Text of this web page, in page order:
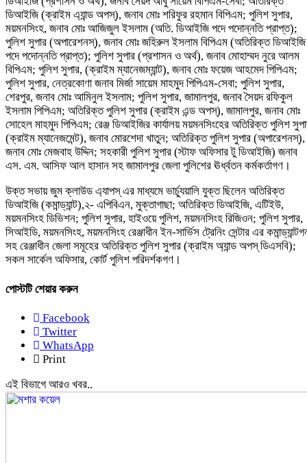
ডিআইজি (ক্রাইম এ্যান্ড অপস্), জনাব মোঃ শরিফুর রহমান বিপিএম; পুলিশ সুপার,
ময়মনসিংহ, জনাব মোঃ আজিজুল ইসলাম (অতি. ডিআইজি পদে পদোন্নতি প্রাপ্ত);
পুলিশ সুপার (অপারেশনস্), জনাব মোঃ জহিরুল ইসলাম বিপিএম (অতিরিক্ত ডিআইজি
পদে পদোন্নতি প্রাপ্ত); পুলিশ সুপার (প্রশাসন ও অর্থ), জনাব মোহাম্মদ নুরে আলম
বিপিএম; পুলিশ সুপার, (ক্রাইম ম্যানেজম্যান্ট), জনাব মোঃ ফয়েজ আহমেদ পিপিএম;
পুলিশ সুপার, নেত্রকোণা জনাব মির্জা সায়েম মাহমুদ পিপিএম-সেবা; পুলিশ সুপার,
শেরপুর, জনাব মোঃ আমিনুল ইসলাম; পুলিশ সুপার, জামালপুর, জনাব সৈয়দ রফিকুল
ইসলাম পিপিএম; অতিরিক্ত পুলিশ সুপার (ক্রাইম এন্ড অপস্), জামালপুর, জনাব মোঃ
সোহেল মাহমুদ পিপিএম; রেঞ্জ ডিআইজির কার্যালয় ময়মনসিংহের অতিরিক্ত পুলিশ
(ক্রাইম ম্যানেজমেন্ট), জনাব মোরশেদা খাতুন; অতিরিক্ত পুলিশ সুপার (অপারেশনস্),
জনাব মোঃ মেজবাহ উদ্দিন; সহকারী পুলিশ সুপার (স্টাফ অফিসার টু ডিআইজি) জনাব
এস. এম. আসিফ আল হাসান সহ জামালপুর জেলা পুলিশের ঊর্ধ্বতন কর্মকর্তাগণ।
উক্ত সভায় জুম ক্লাউড এ্যাপস্ এর মাধ্যমে ভার্চ্যুয়ালি যুক্ত ছিলেন অতিরিক্ত
ডিআইজি (কমান্ড্যান্ট),২- এপিবিএন, মুক্তাগাছা; অতিরিক্ত ডিআইজি, এটিইউ,
ময়মনসিংহ ডিভিশন; পুলিশ সুপার, হাইওয়ে পুলিশ, ময়মনসিংহ রিজিওন; পুলিশ সুপার,
সিআইডি, ময়মনসিংহ, ময়মনসিংহ রেঞ্জাধীন ইন-সার্ভিস ট্রেনিং সেন্টার এর
সহ রেঞ্জাধীন জেলা সমূহের অতিরিক্ত পুলিশ সুপার (ক্রাইম অ্যান্ড অপস্ ডিএসবি);
সকল সার্কেল অফিসার, কোর্ট পুলিশ পরিদর্শকগণ।
পোস্টটি শেয়ার করুন
Facebook
Twitter
WhatsApp
Print
এই বিভাগে আরও খবর..